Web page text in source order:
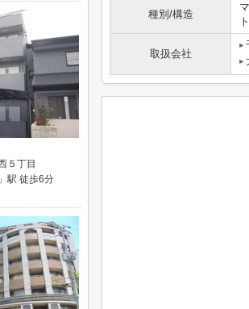
種別/構造
ト
取扱会社
５丁目
駅 徒歩6分